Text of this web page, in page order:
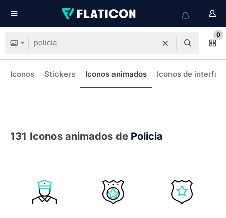
0
Iconos Stickers Iconos animados Iconos de interfaz
131 Iconos animados de Policia